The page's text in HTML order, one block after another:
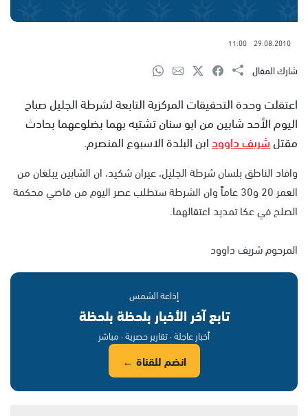
29.08.2010
11:00
شارك المقال
اعتقلت وحدة التحقيقات المركزية التابعة لشرطة الجليل صباح
اليوم الأحد شابين من ابو سنان تشتبه بهما بضلوعهما بحادث
مقتلشريف داوودابن البلدة الاسبوع المنصرم.
وافاد الناطق بلسان شرطة الجليل، عيران شكيد، ان الشابين يبلغان من
العمر 20 و30 عاماً وان الشرطة ستطلب عصر اليوم من قاضي محكمة
الصلح في عكا تمديد اعتقالهما.
المرحوم شريف داوود
إذاعة الشمس
تابع آخر الأخبار بلحظة بلحظة
أخبار عاجلة · تقارير حصرية · مباشر
انضم للقناة ←